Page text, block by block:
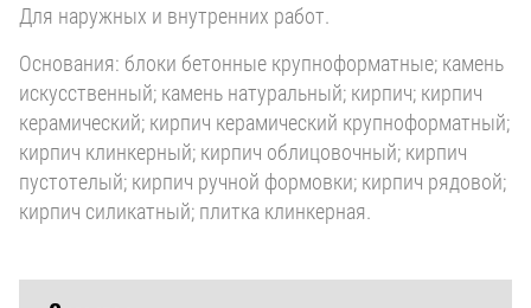
Для наружных и внутренних работ.
Основания: блоки бетонные крупноформатные; камень
искусственный; камень натуральный; кирпич; кирпич
керамический; кирпич керамический крупноформатный;
кирпич клинкерный; кирпич облицовочный; кирпич
пустотелый; кирпич ручной формовки; кирпич рядовой;
кирпич силикатный; плитка клинкерная.